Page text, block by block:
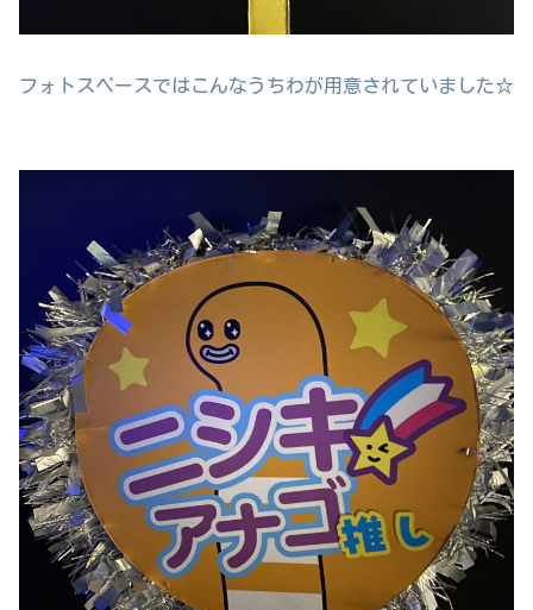
フォトスペースではこんなうちわが用意されていました☆